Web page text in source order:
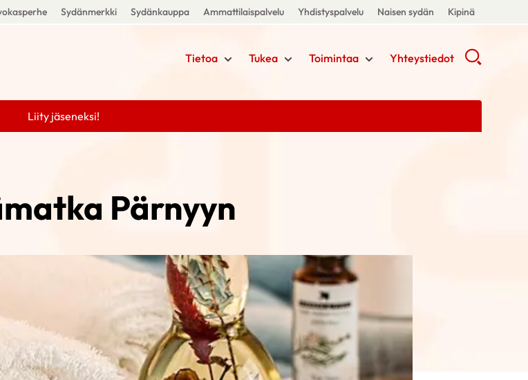
Sydänmerkki Sydänkauppa Ammattilaispalvelu Yhdistyspalvelu Naisen sydän Kipinä
Tietoa Tukea Toimintaa Yhteystiedot
Liity jäseneksi!
Pärnyyn